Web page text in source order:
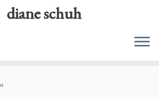
diane schuh